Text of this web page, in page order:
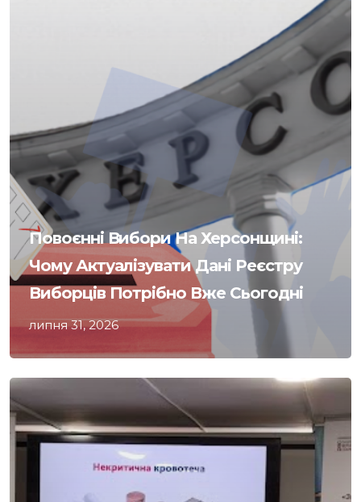
Повоєнні Вибори На Херсонщині:
Чому Актуалізувати Дані Реєстру
Виборців Потрібно Вже Сьогодні
липня 31, 2026